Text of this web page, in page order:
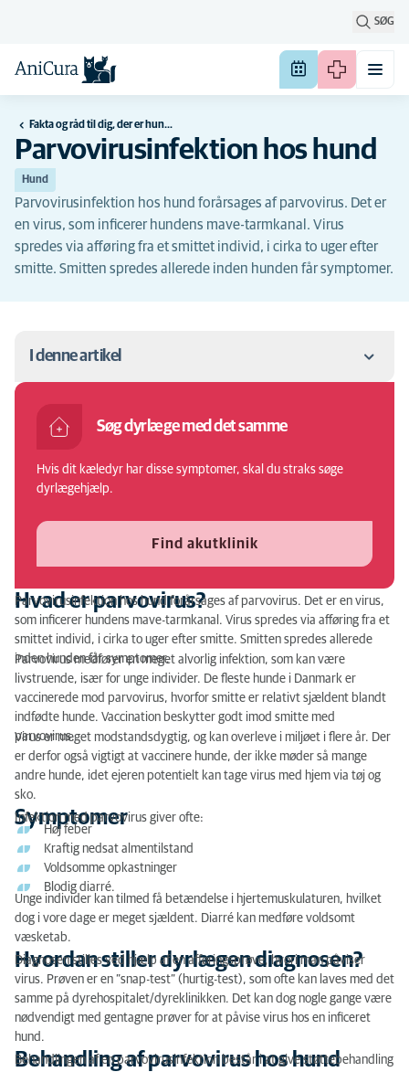
SØG
Fakta og råd til dig, der er hundeejer
Parvovirusinfektion hos hund
Hund
Parvovirusinfektion hos hund forårsages af parvovirus. Det er
en virus, som inficerer hundens mave-tarmkanal. Virus
spredes via afføring fra et smittet individ, i cirka to uger efter
smitte. Smitten spredes allerede inden hunden får symptomer.
I denne artikel
Hvordan stiller dyrlægen diagnosen?
Søg dyrlæge med det samme
Hvis dit kæledyr har disse symptomer, skal du straks søge
dyrlægehjælp.
Find akutklinik
Hvad er parvovirus?
Parvovirusinfektion hos hund forårsages af parvovirus. Det er en virus,
som inficerer hundens mave-tarmkanal. Virus spredes via afføring fra et
smittet individ, i cirka to uger efter smitte. Smitten spredes allerede
inden hunden får symptomer.
Parvovirus medfører en meget alvorlig infektion, som kan være
livstruende, især for unge individer. De fleste hunde i Danmark er
vaccinerede mod parvovirus, hvorfor smitte er relativt sjældent blandt
indfødte hunde. Vaccination beskytter godt imod smitte med
parvovirus.
Virus er meget modstandsdygtig, og kan overleve i miljøet i flere år. Der
er derfor også vigtigt at vaccinere hunde, der ikke møder så mange
andre hunde, idet ejeren potentielt kan tage virus med hjem via tøj og
sko.
Symptomer
Infektion med parvovirus giver ofte:
Høj feber
Kraftig nedsat almentilstand
Voldsomme opkastninger
Blodig diarré.
Unge individer kan tilmed få betændelse i hjertemuskulaturen, hvilket
dog i vore dage er meget sjældent. Diarré kan medføre voldsomt
væsketab.
Hvordan stiller dyrlægen diagnosen?
Diagnosen stilles ved hjælp af en afføringsprøve, hvori man påviser
virus. Prøven er en ”snap-test” (hurtig-test), som ofte kan laves med det
samme på dyrehospitalet/dyreklinikken. Det kan dog nogle gange være
nødvendigt med gentagne prøver for at påvise virus hos en inficeret
hund.
Behandling af parvovirus hos hund
Behandlingen af en parvovirusinfektion består i at give støttebehandling